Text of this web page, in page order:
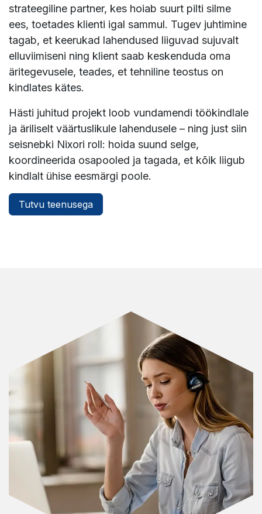
strateegiline partner, kes hoiab suurt pilti silme
ees, toetades klienti igal sammul. Tugev juhtimine
tagab, et keerukad lahendused liiguvad sujuvalt
elluviimiseni ning klient saab keskenduda oma
äritegevusele, teades, et tehniline teostus on
kindlates kätes.
Hästi juhitud projekt loob vundamendi töökindlale
ja äriliselt väärtuslikule lahendusele – ning just siin
seisnebki Nixori roll: hoida suund selge,
koordineerida osapooled ja tagada, et kõik liigub
kindlalt ühise eesmärgi poole.
Tutvu teenusega